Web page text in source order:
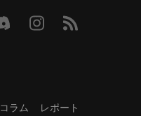
コラム
レポート